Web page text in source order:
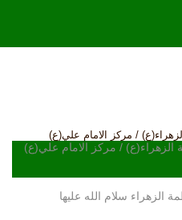
/ مركز الامام علي(ع)
/ مركز الامام علي(ع)
سلام الله علیها